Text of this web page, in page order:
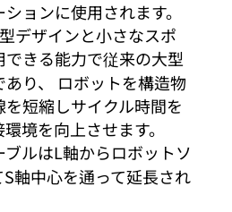
ョンに使用されます。
デザインと小さなスポ
きる能力で従来の大型
り、 ロボットを構造物
短縮しサイクル時間を
境を向上させます。
ルはL軸からロボットソ
軸中心を通って延長され